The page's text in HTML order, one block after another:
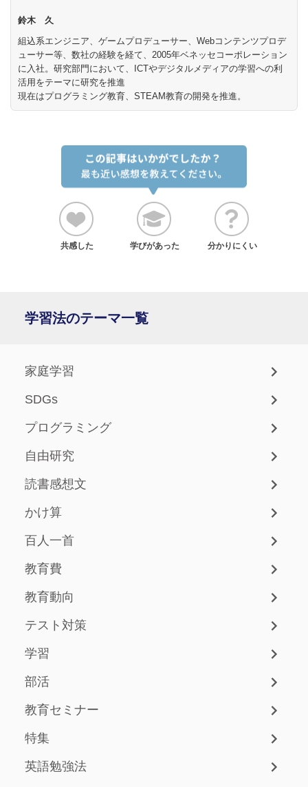
鈴木 久
組込系エンジニア、ゲームプロデューサー、Webコンテンツプロデ
ューサー等、数社の経験を経て、2005年ベネッセコーポレーション
に入社。研究部門において、ICTやデジタルメディアの学習への利
活用をテーマに研究を推進
現在はプログラミング教育、STEAM教育の開発を推進。
共感した 学びがあった 分かりにくい
学習法のテーマ一覧
家庭学習
SDGs
プログラミング
自由研究
読書感想文
かけ算
百人一首
教育費
教育動向
テスト対策
学習
部活
教育セミナー
特集
英語勉強法